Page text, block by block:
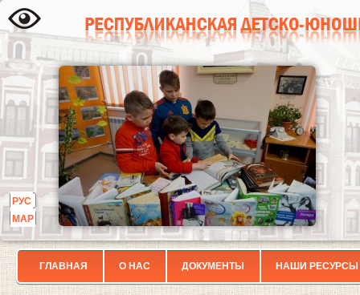
РУС
МАР
ГЛАВНАЯ О НАС ДОКУМЕНТЫ НАШИ РЕСУРСЫ